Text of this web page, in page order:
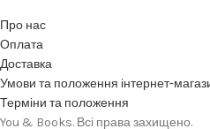
Про нас
Оплата
Доставка
Умови та положення інтернет-
Терміни та положення
You & Books. Всі права захищено.